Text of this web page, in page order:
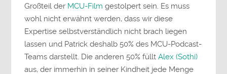
Großteil der MCU-Film gestolpert sein. Es muss
wohl nicht erwähnt werden, dass wir diese
Expertise selbstverständlich nicht brach liegen
lassen und Patrick deshalb 50% des MCU-Podcast-
Teams darstellt. Die anderen 50% fülltAlex (Sothi)
aus, der immerhin in seiner Kindheit jede Menge